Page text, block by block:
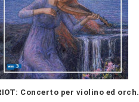
Concerto per violino ed orch.